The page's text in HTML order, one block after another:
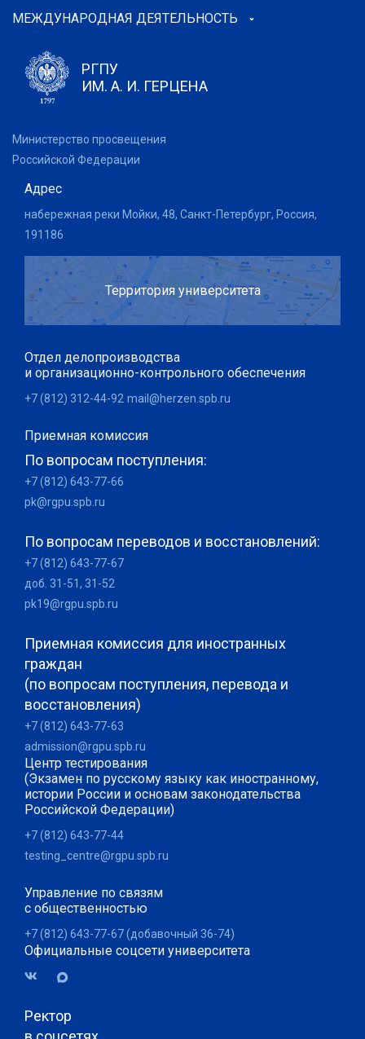
МЕЖДУНАРОДНАЯ ДЕЯТЕЛЬНОСТЬ
РГПУ
ИМ. А. И. ГЕРЦЕНА
Министерство просвещения
Российской Федерации
Адрес
набережная реки Мойки, 48, Санкт-Петербург, Россия,
191186
Территория университета
Отдел делопроизводства
и организационно-контрольного обеспечения
+7 (812) 312-44-92 mail@herzen.spb.ru
Приемная комиссия
По вопросам поступления:
+7 (812) 643-77-66
pk@rgpu.spb.ru
По вопросам переводов и восстановлений:
+7 (812) 643-77-67
доб. 31-51, 31-52
pk19@rgpu.spb.ru
Приемная комиссия для иностранных
граждан
(по вопросам поступления, перевода и
восстановления)
+7 (812) 643-77-63
admission@rgpu.spb.ru
Центр тестирования
(Экзамен по русскому языку как иностранному,
истории России и основам законодательства
Российской Федерации)
+7 (812) 643-77-44
testing_centre@rgpu.spb.ru
Управление по связям
с общественностью
+7 (812) 643-77-67 (добавочный 36-74)
Официальные соцсети университета
Ректор